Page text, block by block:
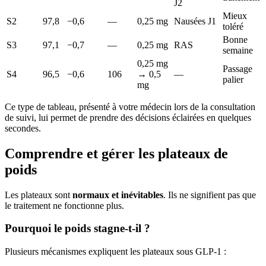
J2
S2 97,8 −0,6 — 0,25 mg Nausées J1
Mieux
toléré
S3
97,1 −0,7 — 0,25 mg RAS
Bonne
semaine
S4 96,5 −0,6 106
0,25 mg
→ 0,5
mg
—
Passage
palier
Ce type de tableau, présenté à votre médecin lors de la consultation
de suivi, lui permet de prendre des décisions éclairées en quelques
secondes.
Comprendre et gérer les plateaux de
poids
Les plateaux sont normaux et inévitables. Ils ne signifient pas que
le traitement ne fonctionne plus.
Pourquoi le poids stagne-t-il ?
Plusieurs mécanismes expliquent les plateaux sous GLP-1 :